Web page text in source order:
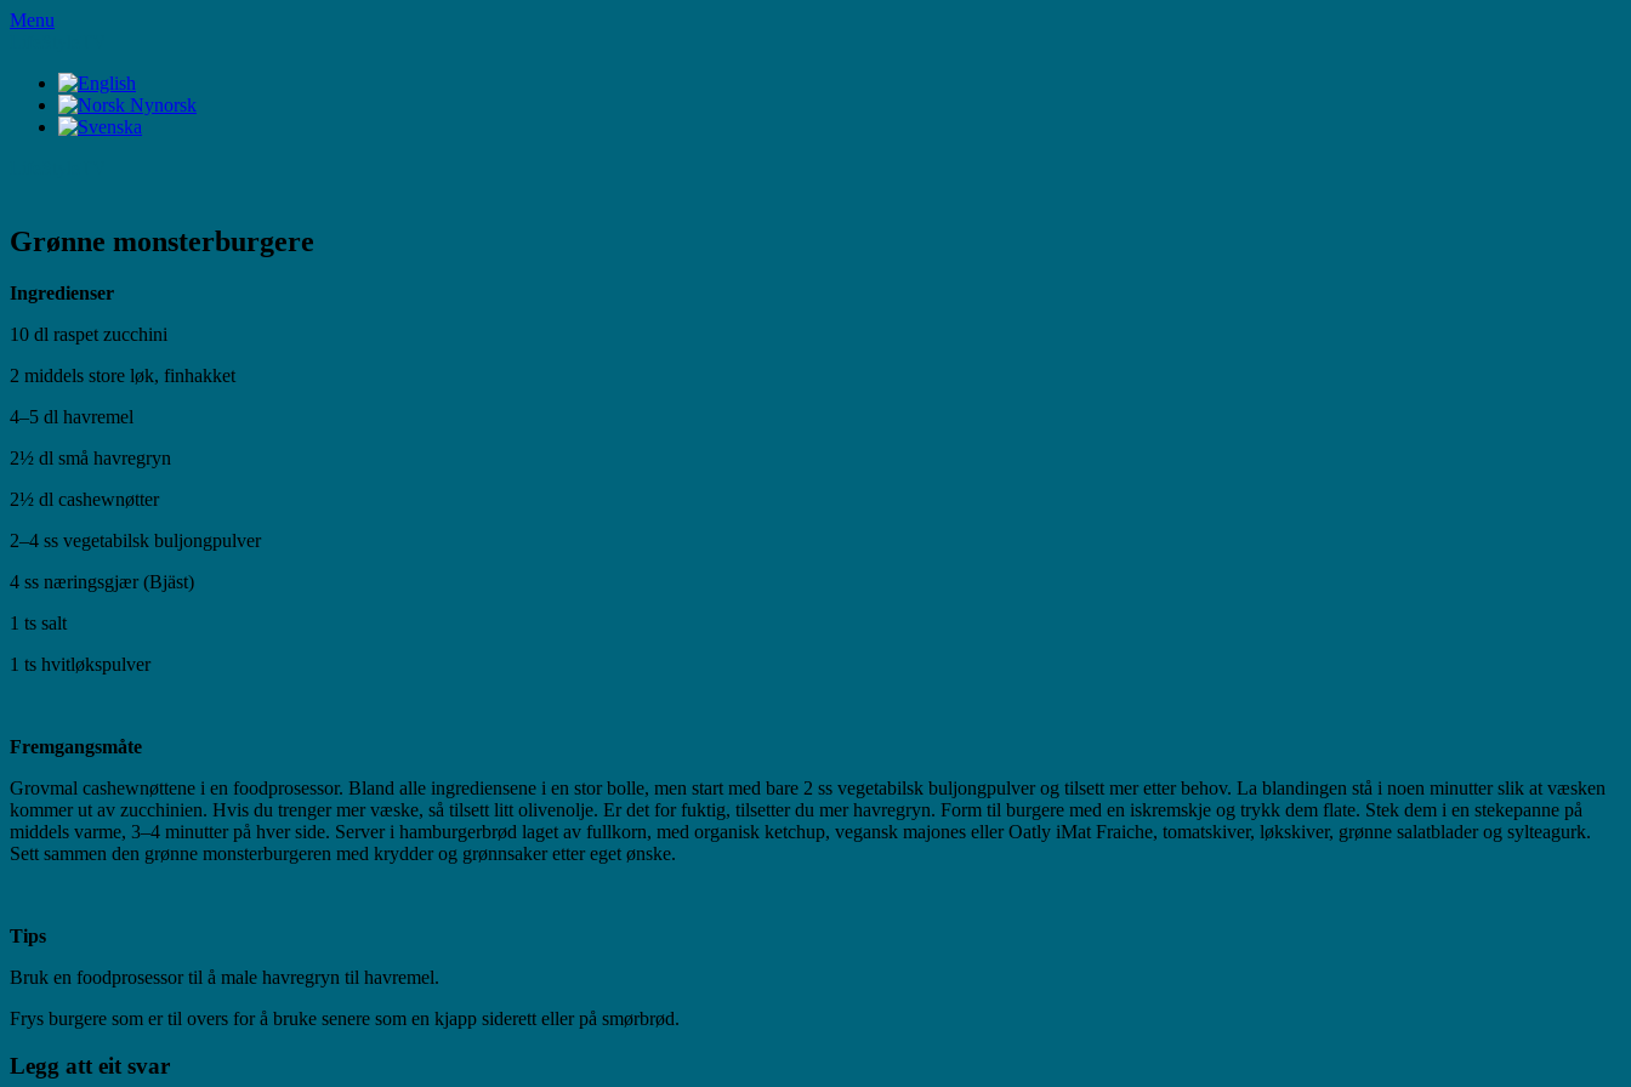
Skip
Menu
Grønne monsterburgere
Ingredienser
10 dl raspet zucchini
2 middels store løk, finhakket
4–5 dl havremel
2½ dl små havregryn
2½ dl cashewnøtter
2–4 ss vegetabilsk buljongpulver
4 ss næringsgjær (Bjäst)
1 ts salt
1 ts hvitløkspulver
Fremgangsmåte
Grovmal cashewnøttene i en foodprosessor. Bland alle ingrediensene i en stor bolle, men start med bare 2 ss vegetabilsk buljongpulver og tilsett mer etter behov. La blandingen stå i noen minutter slik at væsken
kommer ut av zucchinien. Hvis du trenger mer væske, så tilsett litt olivenolje. Er det for fuktig, tilsetter du mer havregryn. Form til burgere med en iskremskje og trykk dem flate. Stek dem i en stekepanne på
middels varme, 3–4 minutter på hver side. Server i hamburgerbrød laget av fullkorn, med organisk ketchup, vegansk majones eller Oatly iMat Fraiche, tomatskiver, løkskiver, grønne salatblader og sylteagurk.
Sett sammen den grønne monsterburgeren med krydder og grønnsaker etter eget ønske.
Tips
Bruk en foodprosessor til å male havregryn til havremel.
Frys burgere som er til overs for å bruke senere som en kjapp siderett eller på smørbrød.
Legg att eit svar